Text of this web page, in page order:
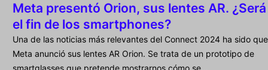
Meta presentó Orion, sus lentes AR. ¿Será
el fin de los smartphones?
Una de las noticias más relevantes del Connect 2024 ha sido que
Meta anunció sus lentes AR Orion. Se trata de un prototipo de